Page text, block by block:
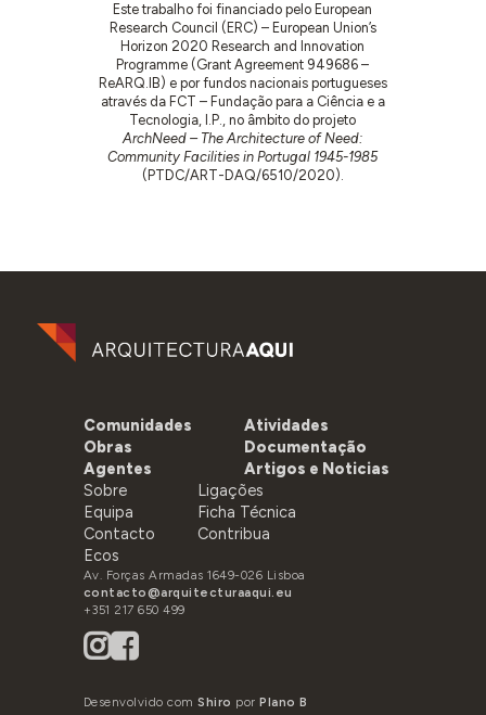
Este trabalho foi financiado pelo European
Research Council (ERC) – European Union’s
Horizon 2020 Research and Innovation
Programme (Grant Agreement 949686 –
ReARQ.IB) e por fundos nacionais portugueses
através da FCT – Fundação para a Ciência e a
Tecnologia, I.P., no âmbito do projeto
ArchNeed – The Architecture of Need:
Community Facilities in Portugal 1945-1985
(PTDC/ART-DAQ/6510/2020).
Comunidades
Obras
Agentes
Atividades
Documentação
Artigos e Noticias
Sobre
Equipa
Contacto
Ecos
Ligações
Ficha Técnica
Contribua
Av. Forças Armadas 1649-026 Lisboa
contacto@arquitecturaaqui.eu
+351 217 650 499
Desenvolvido comShiro porPlano B